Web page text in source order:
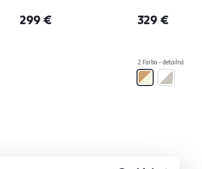
299 € 329 €
2 Farba - detailná